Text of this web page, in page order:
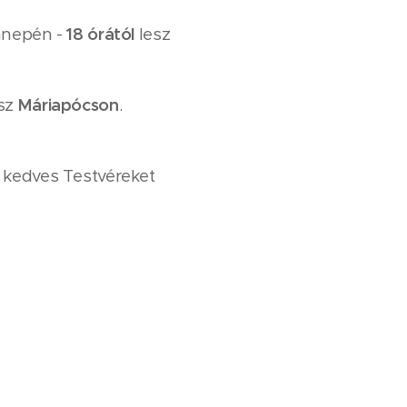
-18 órától lesz
Máriapócson.
Testvéreket